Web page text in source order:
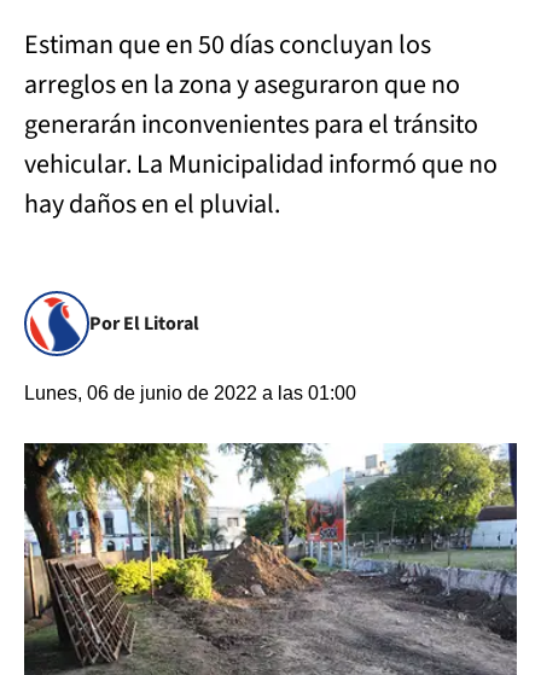
Estiman que en 50 días concluyan los
arreglos en la zona y aseguraron que no
generarán inconvenientes para el tránsito
vehicular. La Municipalidad informó que no
hay daños en el pluvial.
Por El Litoral
Lunes, 06 de junio de 2022 a las 01:00